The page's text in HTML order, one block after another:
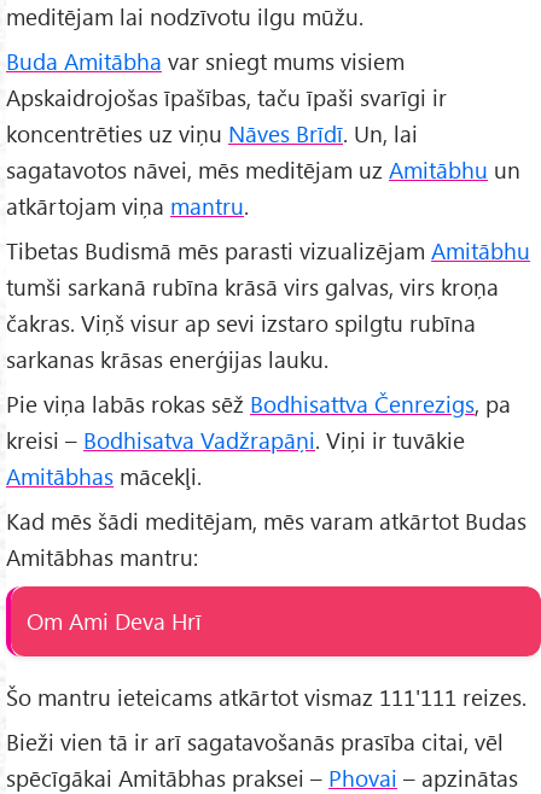
meditējam lai nodzīvotu ilgu mūžu.
Buda Amitābha var sniegt mums visiem
Apskaidrojošas īpašības, taču īpaši svarīgi ir
koncentrēties uz viņu Nāves Brīdī. Un, lai
sagatavotos nāvei, mēs meditējam uz Amitābhu un
atkārtojam viņa mantru.
Tibetas Budismā mēs parasti vizualizējam Amitābhu
tumši sarkanā rubīna krāsā virs galvas, virs kroņa
čakras. Viņš visur ap sevi izstaro spilgtu rubīna
sarkanas krāsas enerģijas lauku.
Pie viņa labās rokas sēž Bodhisattva Čenrezigs, pa
kreisi – Bodhisatva Vadžrapāņi. Viņi ir tuvākie
Amitābhas mācekļi.
Kad mēs šādi meditējam, mēs varam atkārtot Budas
Amitābhas mantru:
Om Ami Deva Hrī
Šo mantru ieteicams atkārtot vismaz 111'111 reizes.
Bieži vien tā ir arī sagatavošanās prasība citai, vēl
spēcīgākai Amitābhas praksei – Phovai – apzinātas